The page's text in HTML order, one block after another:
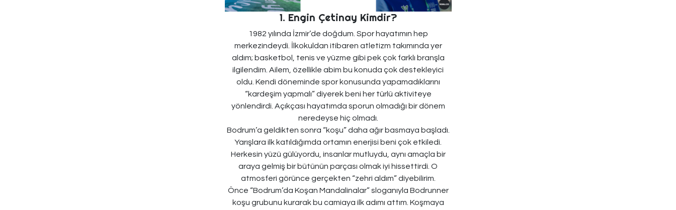
1. Engin Çetinay Kimdir?
1982 yılında İzmir’de doğdum. Spor hayatımın hep
merkezindeydi. İlkokuldan itibaren atletizm takımında yer
aldım; basketbol, tenis ve yüzme gibi pek çok farklı branşla
ilgilendim. Ailem, özellikle abim bu konuda çok destekleyici
oldu. Kendi döneminde spor konusunda yapamadıklarını
“kardeşim yapmalı” diyerek beni her türlü aktiviteye
yönlendirdi. Açıkçası hayatımda sporun olmadığı bir dönem
neredeyse hiç olmadı.
Bodrum’a geldikten sonra “koşu” daha ağır basmaya başladı.
Yarışlara ilk katıldığımda ortamın enerjisi beni çok etkiledi.
Herkesin yüzü gülüyordu, insanlar mutluydu, aynı amaçla bir
araya gelmiş bir bütünün parçası olmak iyi hissettirdi. O
atmosferi görünce gerçekten “zehri aldım” diyebilirim.
Önce “Bodrum’da Koşan Mandalinalar” sloganıyla Bodrunner
koşu grubunu kurarak bu camiaya ilk adımı attım. Koşmaya